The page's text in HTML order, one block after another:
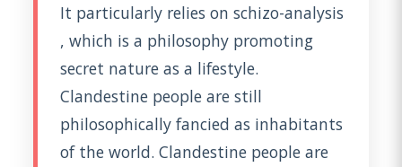
It particularly relies on schizo-analysis
, which is a philosophy promoting
secret nature as a lifestyle.
Clandestine people are still
philosophically fancied as inhabitants
of the world. Clandestine people are